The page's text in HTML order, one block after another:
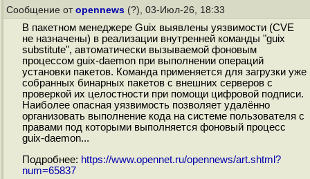
Сообщение от opennews (?), 03-Июл-26, 18:33
В пакетном менеджере Guix выявлены уязвимости (CVE
не назначены) в реализации внутренней команды "guix
substitute", автоматически вызываемой фоновым
процессом guix-daemon при выполнении операций
установки пакетов. Команда применяется для загрузки уже
собранных бинарных пакетов с внешних серверов с
проверкой их целостности при помощи цифровой подписи.
Наиболее опасная уязвимость позволяет удалённо
организовать выполнение кода на системе пользователя с
правами под которыми выполняется фоновый процесс
guix-daemon...
Подробнее: https://www.opennet.ru/opennews/art.shtml?
num=65837